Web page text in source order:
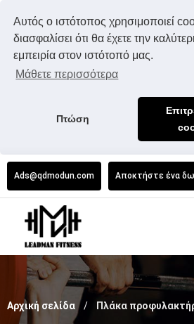
Αυτός ο ιστότοπος χρησιμοποιεί
διασφαλίσει ότι θα έχετε την
εμπειρία στον ιστότοπό μας.
Μάθετε περισσότερα
Πτώση
Ads@qdmodun.com Αποκτήστε ένα
Αρχική σελίδα Πλάκα